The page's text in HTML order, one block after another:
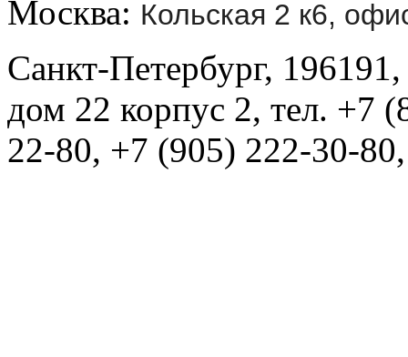
Москва: Кольская 2 к6,
Санкт-Петербург,
дом 22 корпус 2, тел. +7
22-80, +7 (905) 222-30-